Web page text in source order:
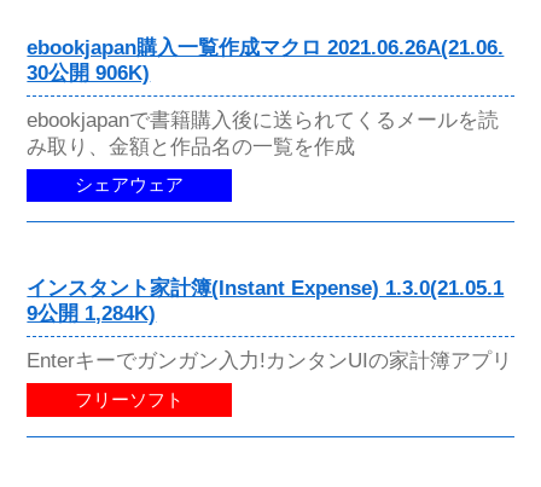
ebookjapan購入一覧作成マクロ 2021.06.26A(21.06.
30公開 906K)
ebookjapanで書籍購入後に送られてくるメールを読
み取り、金額と作品名の一覧を作成
シェアウェア
インスタント家計簿(Instant Expense) 1.3.0(21.05.1
9公開 1,284K)
Enterキーでガンガン入力!カンタンUIの家計簿アプリ
フリーソフト